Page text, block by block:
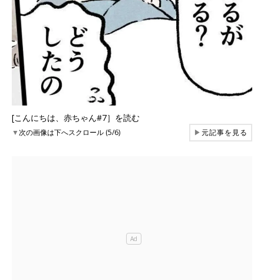
[こんにちは、赤ちゃん#7］を読む
▼次の画像は下へスクロール (5/6) ▶元記事を見る